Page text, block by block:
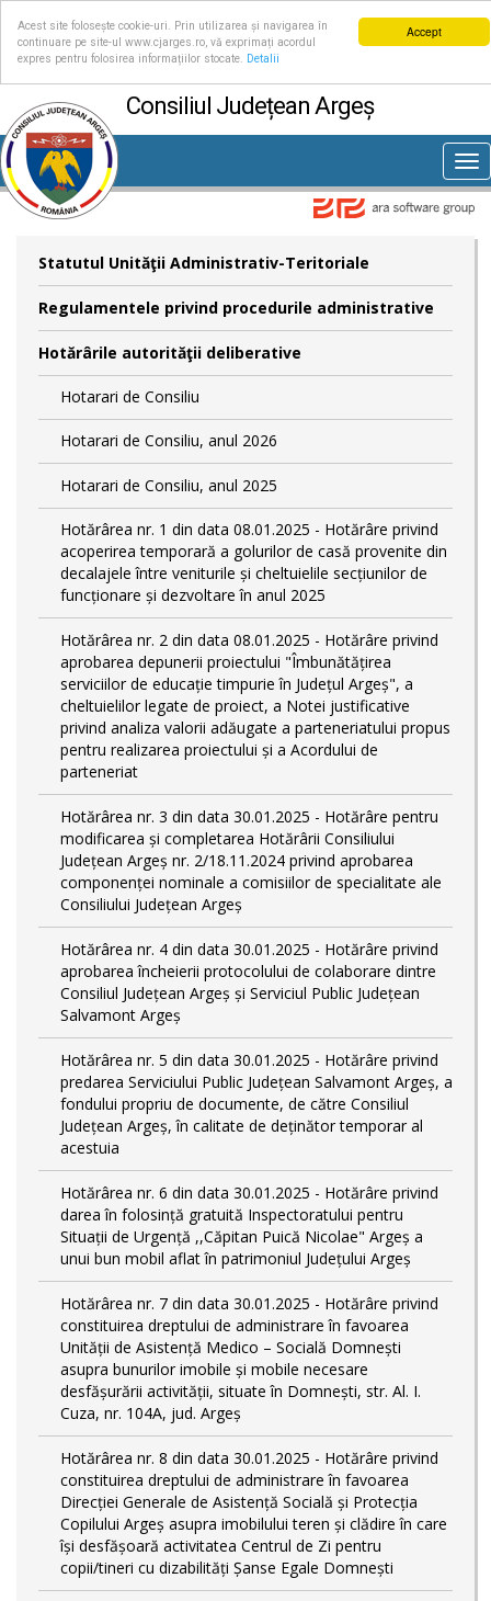
Accept
Acest site folosește cookie-uri. Prin utilizarea și navigarea în
continuare pe site-ul www.cjarges.ro, vă exprimați acordul
expres pentru folosirea informațiilor stocate.
Detalii
Consiliul Județean Argeș
Statutul Unităţii Administrativ-Teritoriale
Regulamentele privind procedurile administrative
Hotărârile autorităţii deliberative
Hotarari de Consiliu
Hotarari de Consiliu, anul 2026
Hotarari de Consiliu, anul 2025
Hotărârea nr. 1 din data 08.01.2025 - Hotărâre privind
acoperirea temporară a golurilor de casă provenite din
decalajele între veniturile și cheltuielile secțiunilor de
funcționare și dezvoltare în anul 2025
Hotărârea nr. 2 din data 08.01.2025 - Hotărâre privind
aprobarea depunerii proiectului "Îmbunătățirea
serviciilor de educație timpurie în Județul Argeș", a
cheltuielilor legate de proiect, a Notei justificative
privind analiza valorii adăugate a parteneriatului propus
pentru realizarea proiectului și a Acordului de
parteneriat
Hotărârea nr. 3 din data 30.01.2025 - Hotărâre pentru
modificarea și completarea Hotărârii Consiliului
Județean Argeș nr. 2/18.11.2024 privind aprobarea
componenței nominale a comisiilor de specialitate ale
Consiliului Județean Argeș
Hotărârea nr. 4 din data 30.01.2025 - Hotărâre privind
aprobarea încheierii protocolului de colaborare dintre
Consiliul Județean Argeș și Serviciul Public Județean
Salvamont Argeș
Hotărârea nr. 5 din data 30.01.2025 - Hotărâre privind
predarea Serviciului Public Județean Salvamont Argeș, a
fondului propriu de documente, de către Consiliul
Județean Argeș, în calitate de deținător temporar al
acestuia
Hotărârea nr. 6 din data 30.01.2025 - Hotărâre privind
darea în folosință gratuită Inspectoratului pentru
Situații de Urgență ,,Căpitan Puică Nicolae" Argeș a
unui bun mobil aflat în patrimoniul Județului Argeș
Hotărârea nr. 7 din data 30.01.2025 - Hotărâre privind
constituirea dreptului de administrare în favoarea
Unității de Asistență Medico – Socială Domnești
asupra bunurilor imobile și mobile necesare
desfășurării activității, situate în Domnești, str. Al. I.
Cuza, nr. 104A, jud. Argeș
Hotărârea nr. 8 din data 30.01.2025 - Hotărâre privind
constituirea dreptului de administrare în favoarea
Direcției Generale de Asistență Socială și Protecția
Copilului Argeș asupra imobilului teren și clădire în care
își desfășoară activitatea Centrul de Zi pentru
copii/tineri cu dizabilități Șanse Egale Domnești